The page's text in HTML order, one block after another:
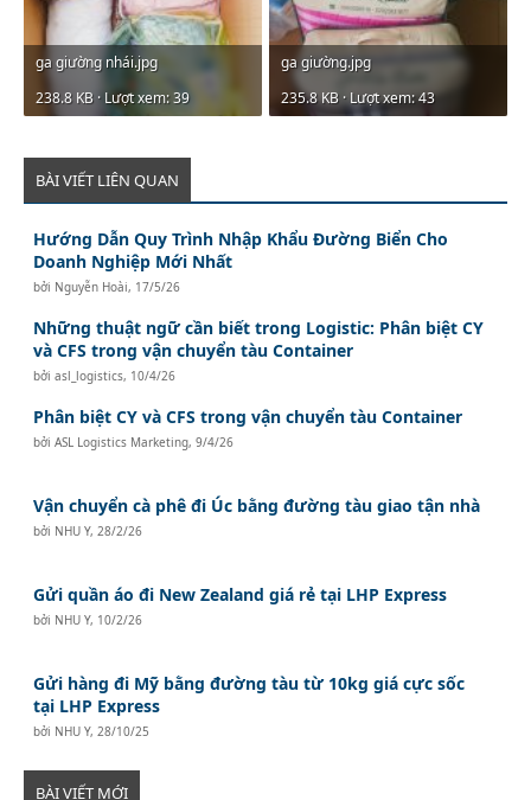
ga giường nhái.jpg
238.8 KB · Lượt xem: 39
ga giường.jpg
235.8 KB · Lượt xem: 43
BÀI VIẾT LIÊN QUAN
Hướng Dẫn Quy Trình Nhập Khẩu Đường Biển Cho
Doanh Nghiệp Mới Nhất
bởi Nguyễn Hoài, 17/5/26
Những thuật ngữ cần biết trong Logistic: Phân biệt CY
và CFS trong vận chuyển tàu Container
bởiasl_logistics, 10/4/26
Phân biệt CY và CFS trong vận chuyển tàu Container
bởiASL Logistics Marketing,9/4/26
Vận chuyển cà phê đi Úc bằng đường tàu giao tận nhà
bởi NHU Y,28/2/26
Gửi quần áo đi New Zealand giá rẻ tại LHP Express
bởi NHU Y, 10/2/26
Gửi hàng đi Mỹ bằng đường tàu từ 10kg giá cực sốc
tại LHP Express
bởi NHU Y,28/10/25
BÀI VIẾT MỚI